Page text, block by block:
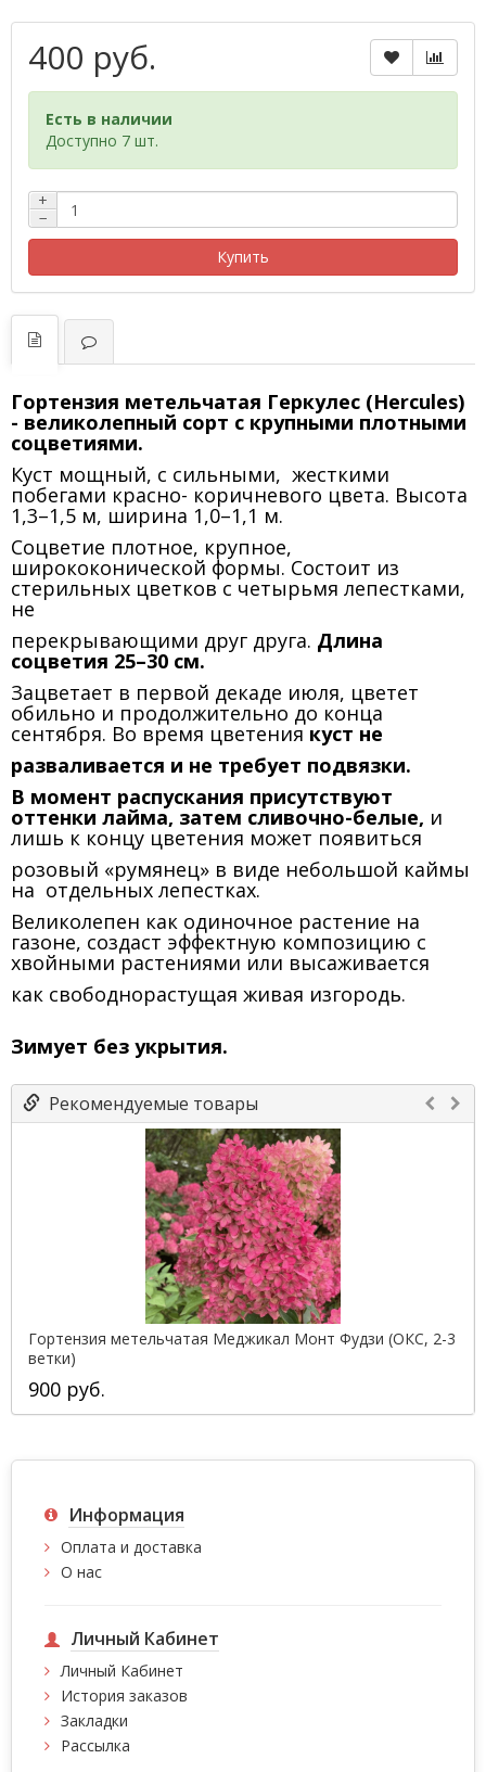
400 руб.
Есть в наличии
Доступно 7 шт.
+
−
Купить
Гортензия метельчатая Геркулес (Hercules)
- великолепный сорт с крупными плотными
соцветиями.
Куст мощный, с сильными, жесткими
побегами красно- коричневого цвета. Высота
1,3–1,5 м, ширина 1,0–1,1 м.
Соцветие плотное, крупное,
ширококонической формы. Состоит из
стерильных цветков с четырьмя лепестками,
не
перекрывающими друг друга. Длина
соцветия 25–30 см.
Зацветает в первой декаде июля, цветет
обильно и продолжительно до конца
сентября. Во время цветениякуст не
разваливается и не требует подвязки.
В момент распускания присутствуют
оттенки лайма, затем сливочно-белые, и
лишь к концу цветения может появиться
розовый «румянец» в виде небольшой каймы
на отдельных лепестках.
Великолепен как одиночное растение на
газоне, создаст эффектную композицию с
хвойными растениями или высаживается
как свободнорастущая живая изгородь.
Зимует без укрытия.
Рекомендуемые товары
Гортензия метельчатая Меджикал Монт Фудзи (ОКС, 2-3
ветки)
900 руб.
Информация
Оплата и доставка
О нас
Личный Кабинет
Личный Кабинет
История заказов
Закладки
Рассылка